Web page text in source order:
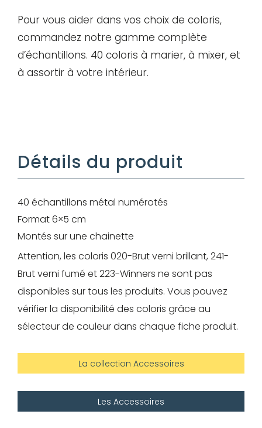
Je souhaite rester
connecté
J’ai perdu mon mot de passe
Pour vous aider dans vos choix de coloris,
commandez notre gamme complète
d’échantillons. 40 coloris à marier, à mixer, et
à assortir à votre intérieur.
Détails du produit
40 échantillons métal numérotés
Format 6×5 cm
Montés sur une chainette
Attention, les coloris 020-Brut verni brillant, 241-
Brut verni fumé et 223-Winners ne sont pas
disponibles sur tous les produits. Vous pouvez
vérifier la disponibilité des coloris grâce au
sélecteur de couleur dans chaque fiche produit.
La collection Accessoires
Les Accessoires